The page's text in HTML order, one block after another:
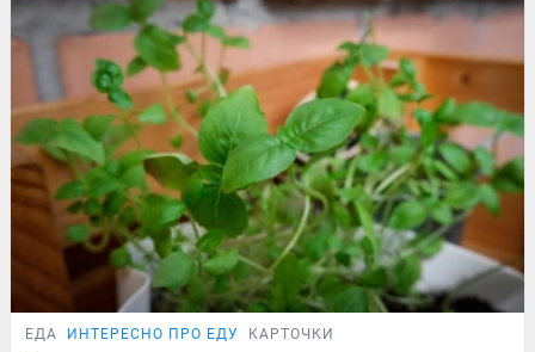
ЕДА ИНТЕРЕСНО ПРО ЕДУ КАРТОЧКИ